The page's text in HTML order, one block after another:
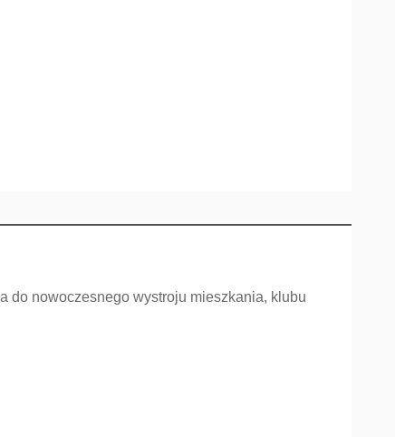
do nowoczesnego wystroju mieszkania, klubu